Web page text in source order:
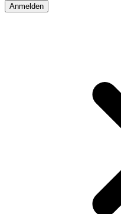
Anmelden